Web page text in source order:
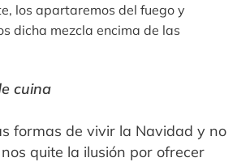
los apartaremos del fuego y
dicha mezcla encima de las
cuina
formas de vivir la Navidad y no
quite la ilusión por ofrecer